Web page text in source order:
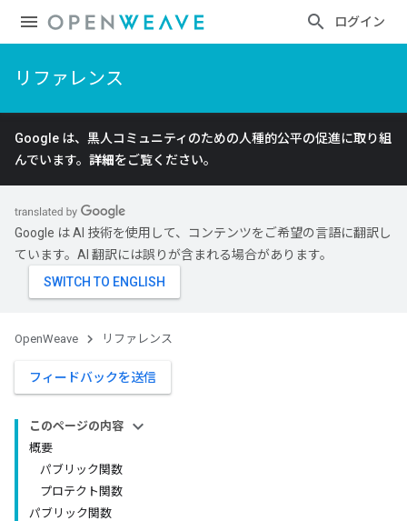
ログイン
リファレンス
Google は、黒人コミュニティのための人種的公平の促進に取り組
んでいます。 詳細をご覧ください。
Google は AI 技術を使用して、コンテンツをご希望の言語に翻訳し
ています。AI 翻訳には誤りが含まれる場合があります。
OpenWeave リファレンス
フィードバックを送信
このページの内容
概要
パブリック関数
プロテクト関数
パブリック関数